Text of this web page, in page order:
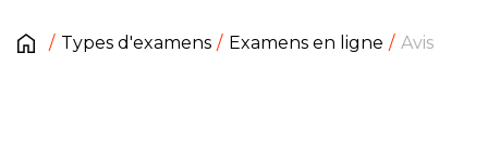
Types d'examens Examens en ligne Avis